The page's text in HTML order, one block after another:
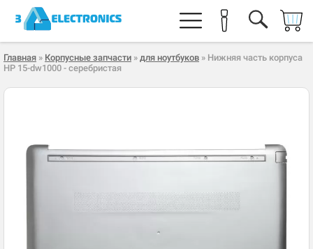
Главная » Корпусные запчасти » для ноутбуков » Нижняя часть корпуса
HP 15-dw1000 - серебристая